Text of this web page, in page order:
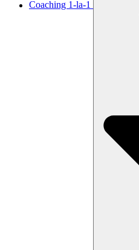
Coaching 1-la-1